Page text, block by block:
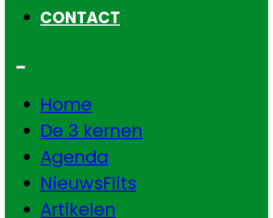
CONTACT
Home
De 3 kernen
Agenda
NieuwsFlits
Artikelen